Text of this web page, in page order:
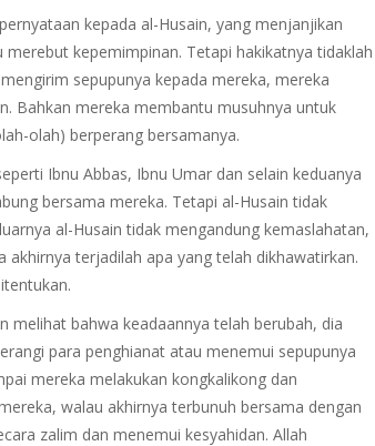
kepada al-Husain, yang menjanjikan
kepemimpinan. Tetapi hakikatnya tidaklah
sepupunya kepada mereka, mereka
Bahkan mereka membantu musuhnya untuk
olah) berperang bersamanya.
Ibnu Abbas, Ibnu Umar dan selain keduanya
bersama mereka. Tetapi al-Husain tidak
al-Husain tidak mengandung kemaslahatan,
terjadilah apa yang telah dikhawatirkan.
melihat bahwa keadaannya telah berubah, dia
para penghianat atau menemui sepupunya
mereka melakukan kongkalikong dan
walau akhirnya terbunuh bersama dengan
zalim dan menemui kesyahidan. Allah